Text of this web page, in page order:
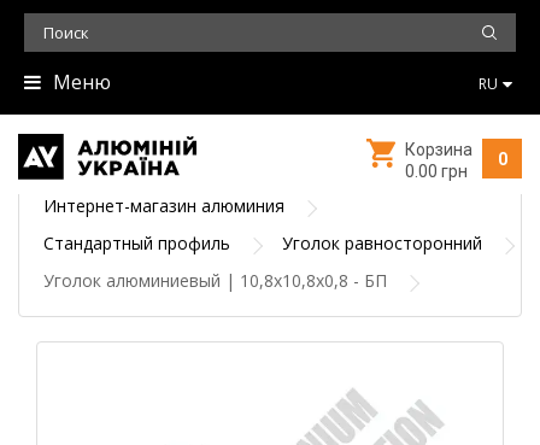
Меню RU
0
Корзина
0.00 грн
Интернет-магазин алюминия
Стандартный профиль
Уголок равносторонний
Уголок алюминиевый | 10,8х10,8х0,8 - БП